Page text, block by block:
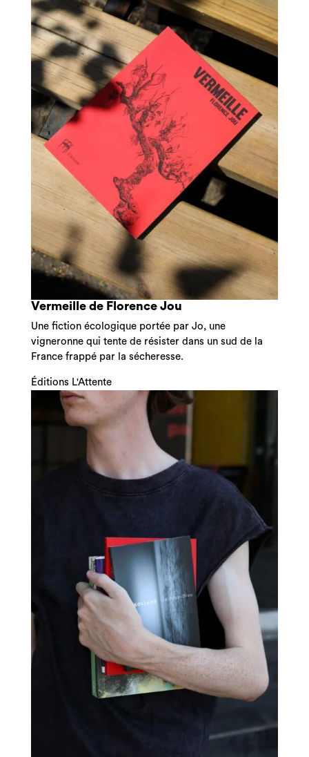
Vermeille de Florence Jou
Une fiction écologique portée par Jo, une
vigneronne qui tente de résister dans un sud de la
France frappé par la sécheresse.
Éditions L'Attente